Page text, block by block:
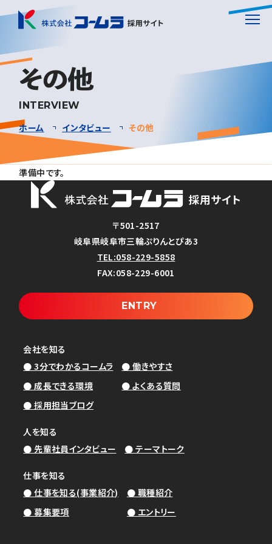
ホームHOME
会社を知る
3分でわかるコームラABOUT
働きやすさ
PROGRAM
よくある質問FAQ
先輩社員インタビュー
TALK
仕事を知る
仕事を知る(事業紹介)SERVICE
JOB
REQUIREMENTS
BLOG
ENTRY
サイトマップ
その他
INTERVIEW
ホーム インタビュー その他
準備中です。
〒501-2517
岐阜県岐阜市三輪ぷりんとぴあ3
TEL:058-229-5858
FAX:058-229-6001
ENTRY
会社を知る
● 3分でわかるコームラ
● 働きやすさ
● 成長できる環境
● よくある質問
● 採用担当ブログ
人を知る
● 先輩社員インタビュー
● テーマトーク
仕事を知る
● 仕事を知る(事業紹介)
● 職種紹介
● 募集要項
● エントリー